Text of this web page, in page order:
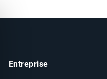
Entreprise